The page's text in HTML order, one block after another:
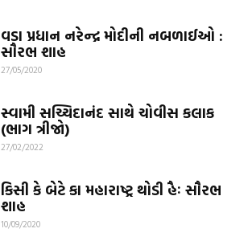
વડા પ્રધાન નરેન્દ્ર મોદીની નબળાઈઓ :
સૌરભ શાહ
27/05/2020
સ્વામી સચ્ચિદાનંદ સાથે ચોવીસ કલાક
(ભાગ ત્રીજો)
27/02/2022
કિસી કે બેટે કા મહારાષ્ટ્ર થોડી હૈઃ સૌરભ
શાહ
10/09/2020